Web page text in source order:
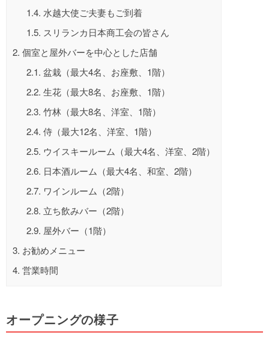
1.4. 水越大使ご夫妻もご到着
1.5. スリランカ日本商工会の皆さん
2. 個室と屋外バーを中心とした店舗
2.1. 盆栽（最大4名、お座敷、1階）
2.2. 生花（最大8名、お座敷、1階）
2.3. 竹林（最大8名、洋室、1階）
2.4. 侍（最大12名、洋室、1階）
2.5. ウイスキールーム（最大4名、洋室、2階）
2.6. 日本酒ルーム（最大4名、和室、2階）
2.7. ワインルーム（2階）
2.8. 立ち飲みバー（2階）
2.9. 屋外バー（1階）
3. お勧めメニュー
4. 営業時間
オープニングの様子